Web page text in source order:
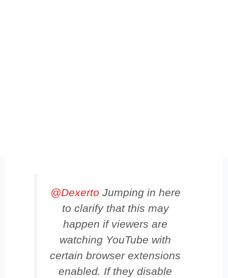
@Dexerto Jumping in here
to clarify that this may
happen if viewers are
watching YouTube with
certain browser extensions
enabled. If they disable